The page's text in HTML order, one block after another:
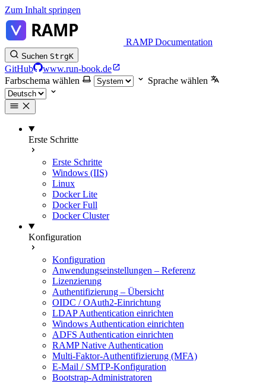
Zum Inhalt springen
RAMP Documentation
Suchen StrgK
GitHub
www.run-book.de
Farbschema wählen
Sprache wählen
Erste Schritte
Erste Schritte
Windows (IIS)
Linux
Docker Lite
Docker Full
Docker Cluster
Konfiguration
Konfiguration
Anwendungseinstellungen – Referenz
Lizenzierung
Authentifizierung – Übersicht
OIDC / OAuth2-Einrichtung
LDAP Authentication einrichten
Windows Authentication einrichten
ADFS Authentication einrichten
RAMP Native Authentication
Multi-Faktor-Authentifizierung (MFA)
E-Mail / SMTP-Konfiguration
Bootstrap-Administratoren